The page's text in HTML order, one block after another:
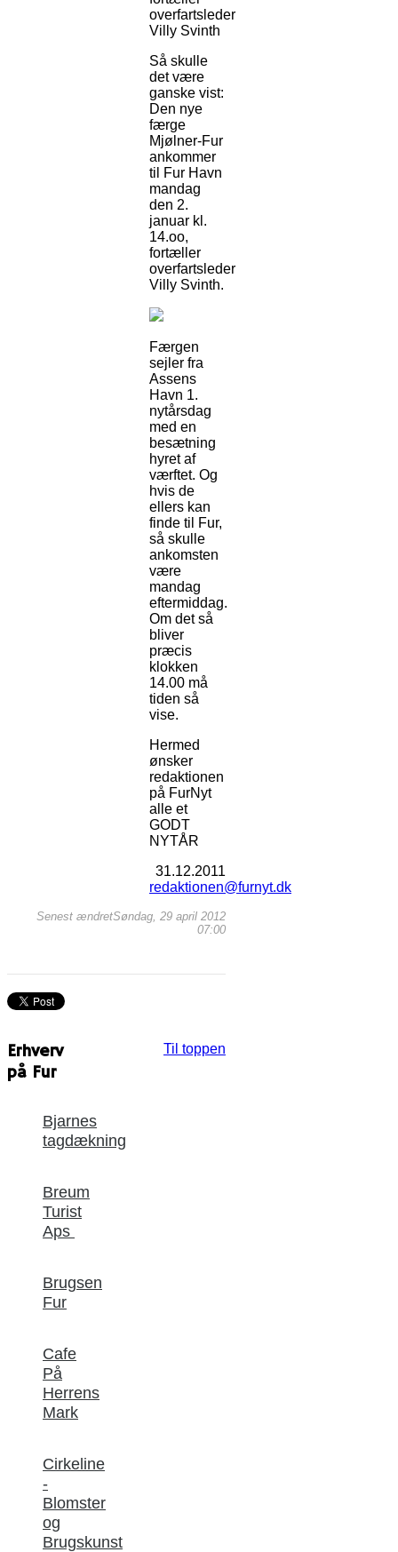
overfartsleder
Villy Svinth
Så skulle
det være
ganske vist:
Den nye
færge
Mjølner-Fur
ankommer
til Fur Havn
mandag
den 2.
januar kl.
14.oo,
fortæller
overfartsleder
Villy Svinth.
Færgen
sejler fra
Assens
Havn 1.
nytårsdag
med en
besætning
hyret af
værftet. Og
hvis de
ellers kan
finde til Fur,
så skulle
ankomsten
være
mandag
eftermiddag.
Om det så
bliver
præcis
klokken
14.00 må
tiden så
vise.
Hermed
ønsker
redaktionen
på FurNyt
alle et
GODT
NYTÅR
31.12.2011
redaktionen@furnyt.dk
Senest ændretSøndag, 29 april 2012
07:00
Til toppen
Erhverv
på Fur
Bjarnes
tagdækning
Breum
Turist
Aps
Brugsen
Fur
Cafe
På
Herrens
Mark
Cirkeline
-
Blomster
og
Brugskunst